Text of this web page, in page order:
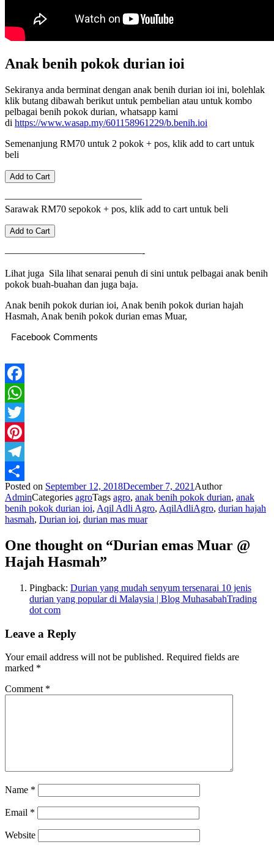
Anak benih pokok durian ioi
Sekiranya anda berminat dengan anak benih durian ioi ini, bolehlak
klik butang dibawah berikut untuk pembelian atau untuk kombo
pelbagai benih pokok durian, whatsapp kami
di https://www.wasap.my/601158961229/b.benih.ioi
Semenanjung RM70 untuk 2 pokok + pos, klik add to cart untuk
beli
——————————————
Sarawak RM70 sepokok + pos, klik add to cart untuk beli
——————————————-
Lihat juga Sila lihat senarai penuh di sini untuk pelbagai anak benih
pokok buah-buahan dan juga baja.
Anak benih pokok durian ioi, Anak benih pokok durian hajah
Hasmah, Anak benih pokok durian emas Muar,
Facebook Comments
Facebook
WhatsApp
Twitter
Pinterest
Telegram
Share
Posted on September 12, 2018December 7, 2021 Author
AdminCategories agroTags agro, anak benih pokok durian, anak
benih pokok durian ioi, Aqil Adli Agro, AqilAdliAgro, durian hajah
hasmah, Durian ioi, durian mas muar
One thought on “Durian emas Muar @
Hajah Hasmah”
Pingback: Durian yang mudah senyum tersenarai 10 jenis
durian yang popular di Malaysia | Blog MuhasabahTrading
dot com
Leave a Reply
Your email address will not be published. Required fields are
marked *
Comment *
Name *
Email *
Website